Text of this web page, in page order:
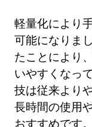
軽量化により
可能になりま
たことにより
いやすくなっ
技は従来より
長時間の使用
おすすめです。